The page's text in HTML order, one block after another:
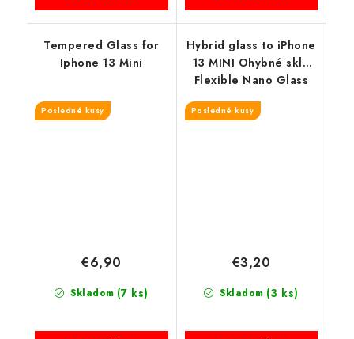
Tempered Glass for
Iphone 13 Mini
Posledné kusy
Skladom (7 ks)
€6,90
Hybrid glass to iPhone
13 MINI Ohybné sklo
Flexible Nano Glass
Posledné kusy
Skladom (3 ks)
€3,20